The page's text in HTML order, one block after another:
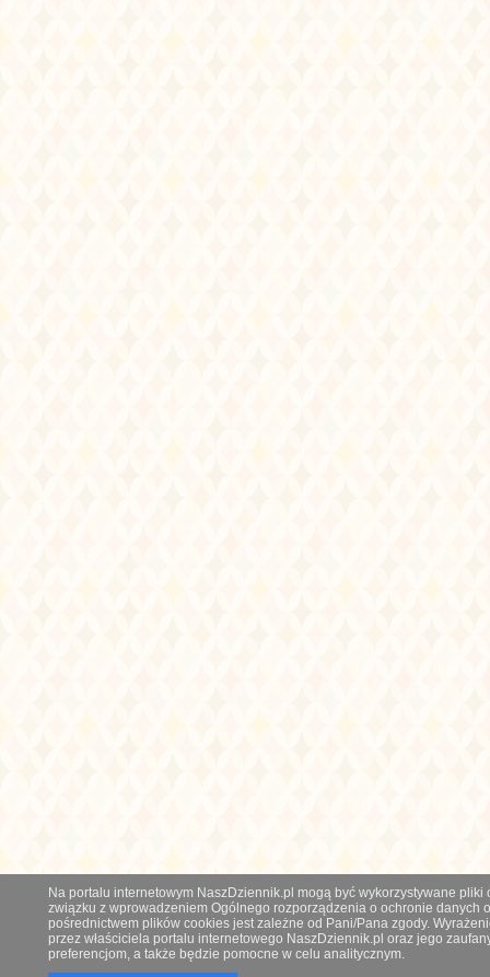
Na portalu internetowym NaszDziennik.pl mogą być wykorzystywane
związku z wprowadzeniem Ogólnego rozporządzenia o ochronie danych
pośrednictwem plików cookies jest zależne od Pani/Pana zgody.
przez właściciela portalu internetowego NaszDziennik.pl oraz jego
preferencjom, a także będzie pomocne w celu analitycznym.